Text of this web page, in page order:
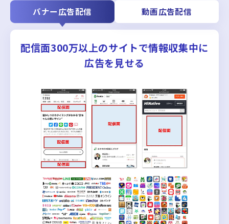
バナー広告配信 動画広告配信
配信面300万以上のサイトで情報収集中に
広告を見せる